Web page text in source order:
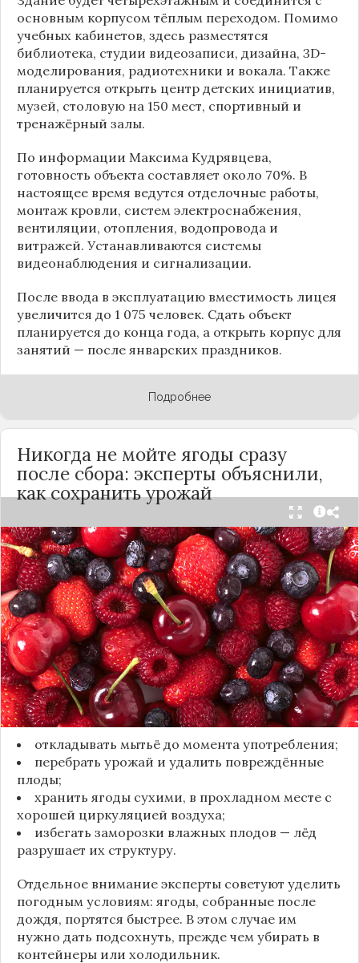
основным корпусом тёплым переходом. Помимо
учебных кабинетов, здесь разместятся
библиотека, студии видеозаписи, дизайна, 3D-
моделирования, радиотехники и вокала. Также
планируется открыть центр детских инициатив,
музей, столовую на 150 мест, спортивный и
тренажёрный залы.
По информации Максима Кудрявцева,
готовность объекта составляет около 70%. В
настоящее время ведутся отделочные работы,
монтаж кровли, систем электроснабжения,
вентиляции, отопления, водопровода и
витражей. Устанавливаются системы
видеонаблюдения и сигнализации.
После ввода в эксплуатацию вместимость лицея
увеличится до 1 075 человек. Сдать объект
планируется до конца года, а открыть корпус для
занятий — после январских праздников.
Подробнее
Никогда не мойте ягоды сразу
после сбора: эксперты объяснили,
как сохранить урожай
Мытьё ягод сразу после сбора может обернуться
полной потерей урожая. Как отмечает канал
«Сделай сам», на поверхности плодов есть
естественный восковой налёт, который играет
роль природного барьера. Он защищает ягоды
от пересыхания, бактерий и плесени. При
смывании этого слоя плоды быстро начинают
темнеть, покрываться налётом и терять вкус.
Чтобы ягоды сохранили свежесть, специалисты
рекомендуют:
откладывать мытьё до момента употребления;
перебрать урожай и удалить повреждённые
плоды;
хранить ягоды сухими, в прохладном месте с
хорошей циркуляцией воздуха;
избегать заморозки влажных плодов — лёд
разрушает их структуру.
Отдельное внимание эксперты советуют уделить
погодным условиям: ягоды, собранные после
дождя, портятся быстрее. В этом случае им
нужно дать подсохнуть, прежде чем убирать в
контейнеры или холодильник.